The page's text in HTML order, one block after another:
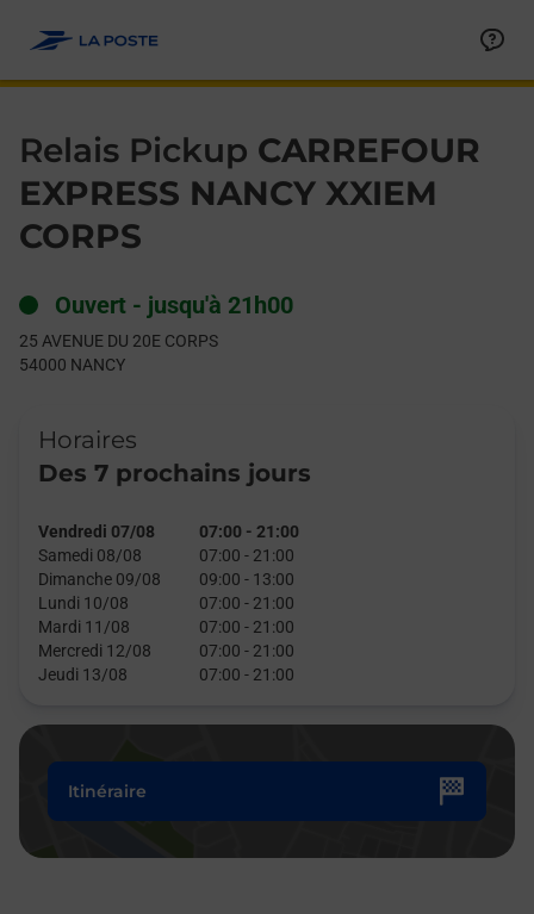
Relais Pickup CARREFOUR
EXPRESS NANCY XXIEM
CORPS
Ouvert - jusqu'à 21h00
25 AVENUE DU 20E CORPS
54000 NANCY
Horaires
Des 7 prochains jours
Vendredi 07/08 07:00 - 21:00
Samedi 08/08
07:00 - 21:00
Dimanche 09/08
09:00 - 13:00
Lundi 10/08
07:00 - 21:00
Mardi 11/08
07:00 - 21:00
Mercredi 12/08
07:00 - 21:00
Jeudi 13/08
07:00 - 21:00
Itinéraire